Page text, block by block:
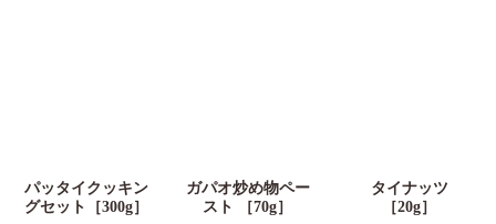
パッタイクッキン
グセット［300g］
ガパオ炒め物ペー
スト ［70g］
タイナッツ
［20g］